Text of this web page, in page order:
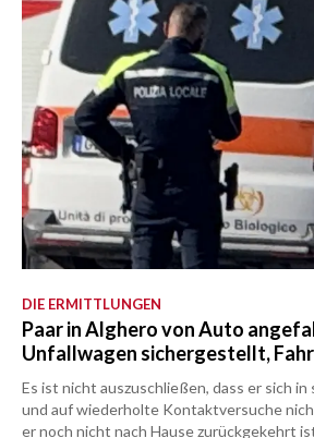
DIE ERMITTLUNGEN
Paar in Alghero von Auto
Unfallwagen sichergestellt,
Es ist nicht auszuschließen, dass er sich in
und auf wiederholte Kontaktversuche
er noch nicht nach Hause zurückgekehrt